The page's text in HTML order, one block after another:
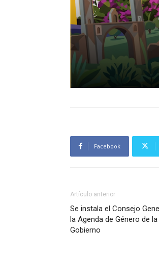
Facebook
Artículo anterior
Se instala el Consejo
la Agenda de Género de
Gobierno